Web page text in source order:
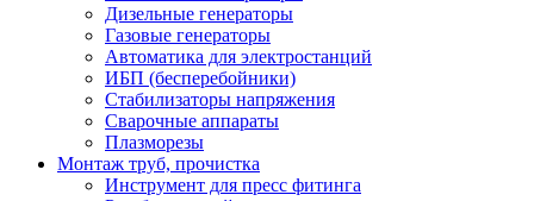
Дизельные генераторы
Газовые генераторы
Автоматика для электростанций
ИБП (бесперебойники)
Стабилизаторы напряжения
Сварочные аппараты
Плазморезы
Монтаж труб, прочистка
Инструмент для пресс фитинга